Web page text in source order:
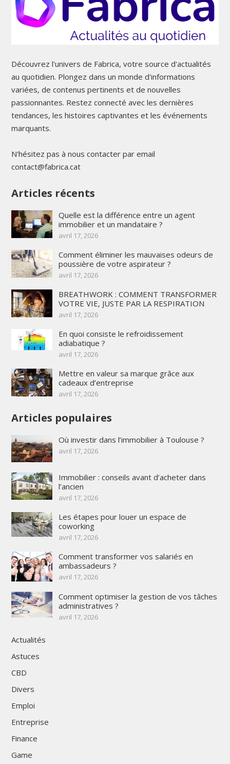
Découvrez l'univers de Fabrica, votre source d'actualités
au quotidien. Plongez dans un monde d'informations
variées, de contenus pertinents et de nouvelles
passionnantes. Restez connecté avec les dernières
tendances, les histoires captivantes et les événements
marquants.
N'hésitez pas à nous contacter par email
contact@fabrica.cat
Articles récents
Quelle est la différence entre un agent
immobilier et un mandataire ?
avril 17, 2026
Comment éliminer les mauvaises odeurs de
poussière de votre aspirateur ?
avril 17, 2026
BREATHWORK : COMMENT TRANSFORMER
VOTRE VIE, JUSTE PAR LA RESPIRATION
avril 17, 2026
En quoi consiste le refroidissement
adiabatique ?
avril 17, 2026
Mettre en valeur sa marque grâce aux
cadeaux d’entreprise
avril 17, 2026
Articles populaires
Où investir dans l’immobilier à Toulouse ?
avril 17, 2026
Immobilier : conseils avant d’acheter dans
l’ancien
avril 17, 2026
Les étapes pour louer un espace de
coworking
avril 17, 2026
Comment transformer vos salariés en
ambassadeurs ?
avril 17, 2026
Comment optimiser la gestion de vos tâches
administratives ?
avril 17, 2026
Actualités
Astuces
CBD
Divers
Emploi
Entreprise
Finance
Game